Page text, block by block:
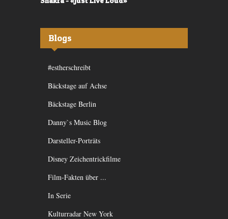
Blogs
#estherschreibt
Bäckstage auf Achse
Bäckstage Berlin
Danny`s Music Blog
Darsteller-Porträts
Disney Zeichentrickfilme
Film-Fakten über ...
In Serie
Kulturradar New York